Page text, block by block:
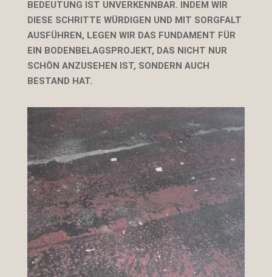
EDEUTUNG IST UNVERKENNBAR. INDEM WIR D
IESE SCHRITTE WÜRDIGEN UND MIT SORGFALT A
USFÜHREN, LEGEN WIR DAS FUNDAMENT FÜR E
IN BODENBELAGSPROJEKT, DAS NICHT NUR S
CHÖN ANZUSEHEN IST, SONDERN AUCH B
ESTAND HAT.